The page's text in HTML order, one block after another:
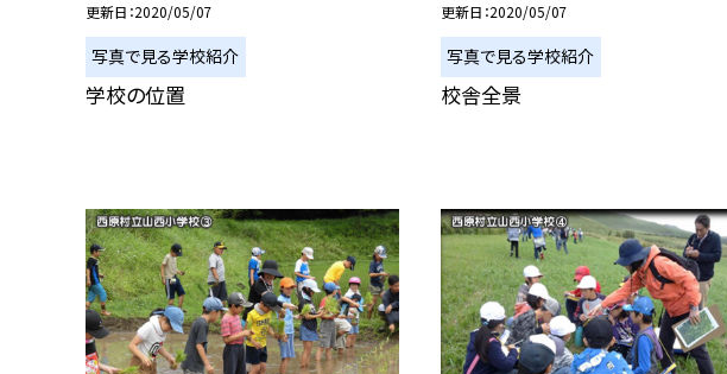
更新日 2020/05/07
写真で見る学校紹介
学校の位置
更新日 2020/05/07
写真で見る学校紹介
校舎全景